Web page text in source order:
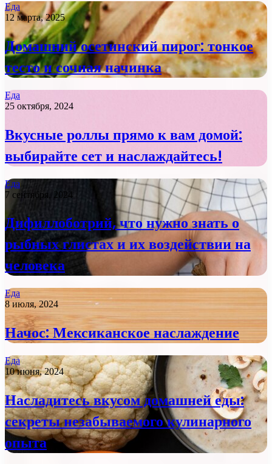
Еда
12 марта, 2025
Домашний осетинский пирог: тонкое
тесто и сочная начинка
Еда
25 октября, 2024
Вкусные роллы прямо к вам домой:
выбирайте сет и наслаждайтесь!
Еда
7 сентября, 2024
Дифиллоботрий, что нужно знать о
рыбных глистах и их воздействии на
человека
Еда
8 июля, 2024
Начос: Мексиканское наслаждение
Еда
10 июня, 2024
Насладитесь вкусом домашней еды:
секреты незабываемого кулинарного
опыта